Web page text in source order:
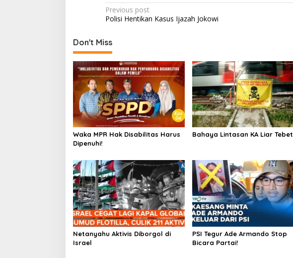
Post
navigation
Previous post
Polisi Hentikan Kasus Ijazah Jokowi
Don't Miss
Waka MPR Hak Disabilitas Harus
Dipenuhi!
Bahaya Lintasan KA Liar Tebet
Netanyahu Aktivis Diborgol di
Israel
PSI Tegur Ade Armando Stop
Bicara Partai!